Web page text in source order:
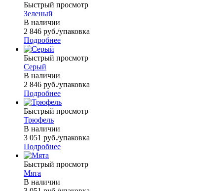
Быстрый просмотр
Зеленый
В наличии
2 846 руб./упаковка
Подробнее
Быстрый просмотр
Серый
В наличии
2 846 руб./упаковка
Подробнее
Быстрый просмотр
Трюфель
В наличии
3 051 руб./упаковка
Подробнее
Быстрый просмотр
Мята
В наличии